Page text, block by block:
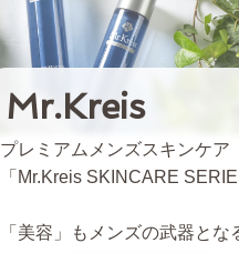
Mr.Kreis
プレミアムメンズスキンケア
「Mr.Kreis SKINCARE
「美容」もメンズの武器とな